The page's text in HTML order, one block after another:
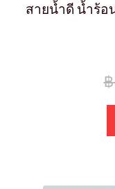
สายน้ำดี น้ำร้อ
฿